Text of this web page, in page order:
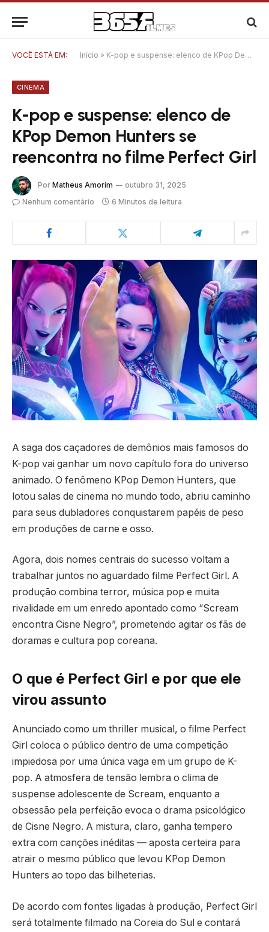
VOCÊ ESTÁ EM: Início » K-pop e suspense: elenco de KPop Demon Hunters se reencontra no filme Perfect Girl
CINEMA
K-pop e suspense: elenco de
KPop Demon Hunters se
reencontra no filme Perfect Girl
Por Matheus Amorim
outubro 31, 2025
Nenhum comentário
6 Minutos de leitura
A saga dos caçadores de demônios mais famosos do
K-pop vai ganhar um novo capítulo fora do universo
animado. O fenômeno KPop Demon Hunters, que
lotou salas de cinema no mundo todo, abriu caminho
para seus dubladores conquistarem papéis de peso
em produções de carne e osso.
Agora, dois nomes centrais do sucesso voltam a
trabalhar juntos no aguardado filme Perfect Girl. A
produção combina terror, música pop e muita
rivalidade em um enredo apontado como “Scream
encontra Cisne Negro”, prometendo agitar os fãs de
doramas e cultura pop coreana.
O que é Perfect Girl e por que ele
virou assunto
Anunciado como um thriller musical, o filme Perfect
Girl coloca o público dentro de uma competição
impiedosa por uma única vaga em um grupo de K-
pop. A atmosfera de tensão lembra o clima de
suspense adolescente de Scream, enquanto a
obsessão pela perfeição evoca o drama psicológico
de Cisne Negro. A mistura, claro, ganha tempero
extra com canções inéditas — aposta certeira para
atrair o mesmo público que levou KPop Demon
Hunters ao topo das bilheterias.
De acordo com fontes ligadas à produção, Perfect Girl
será totalmente filmado na Coreia do Sul e contará